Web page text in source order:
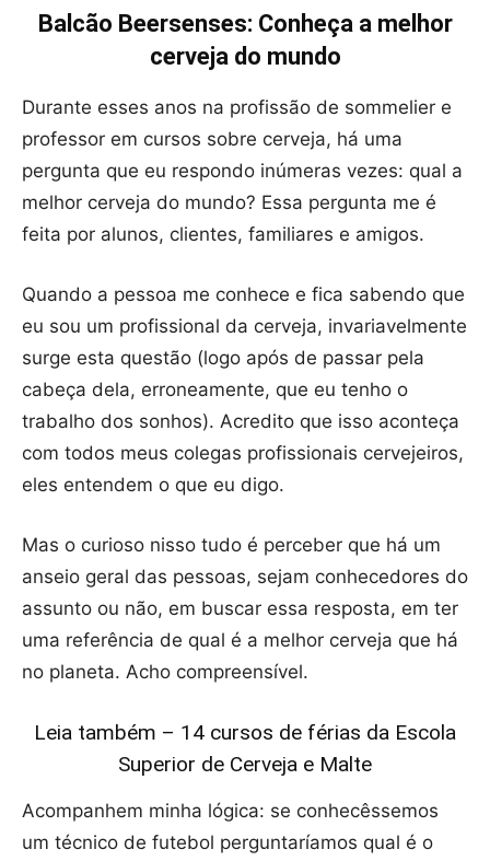
Balcão Beersenses: Conheça a melhor
cerveja do mundo
Durante esses anos na profissão de sommelier e
professor em cursos sobre cerveja, há uma
pergunta que eu respondo inúmeras vezes: qual a
melhor cerveja do mundo? Essa pergunta me é
feita por alunos, clientes, familiares e amigos.
Quando a pessoa me conhece e fica sabendo que
eu sou um profissional da cerveja, invariavelmente
surge esta questão (logo após de passar pela
cabeça dela, erroneamente, que eu tenho o
trabalho dos sonhos). Acredito que isso aconteça
com todos meus colegas profissionais cervejeiros,
eles entendem o que eu digo.
Mas o curioso nisso tudo é perceber que há um
anseio geral das pessoas, sejam conhecedores do
assunto ou não, em buscar essa resposta, em ter
uma referência de qual é a melhor cerveja que há
no planeta. Acho compreensível.
Leia também – 14 cursos de férias da Escola
Superior de Cerveja e Malte
Acompanhem minha lógica: se conhecêssemos
um técnico de futebol perguntaríamos qual é o